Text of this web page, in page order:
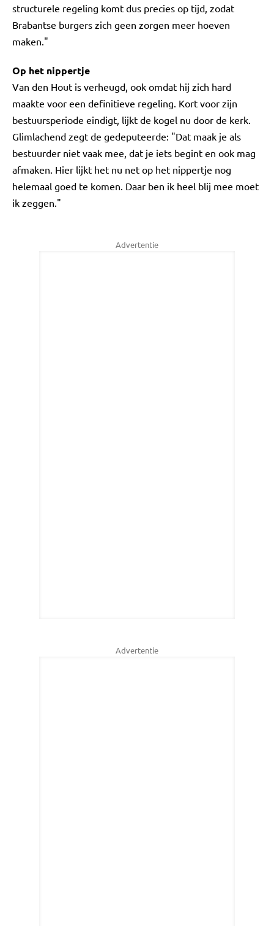
structurele regeling komt dus precies op tijd, zodat
Brabantse burgers zich geen zorgen meer hoeven
maken."
Op het nippertje
Van den Hout is verheugd, ook omdat hij zich hard
maakte voor een definitieve regeling. Kort voor zijn
bestuursperiode eindigt, lijkt de kogel nu door de kerk.
Glimlachend zegt de gedeputeerde: "Dat maak je als
bestuurder niet vaak mee, dat je iets begint en ook mag
afmaken. Hier lijkt het nu net op het nippertje nog
helemaal goed te komen. Daar ben ik heel blij mee moet
ik zeggen."
Advertentie
Advertentie